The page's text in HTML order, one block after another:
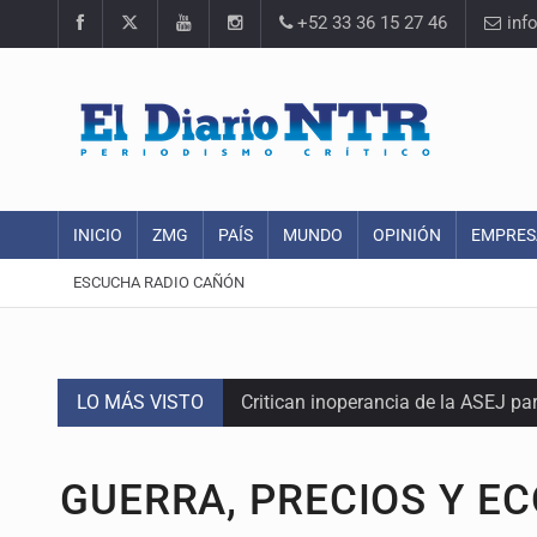
+52 33 36 15 27 46
INICIO ZMG PAÍS MUNDO OPINIÓN
ESCUCHA RADIO CAÑÓN
LO MÁS VISTO Critican inoperancia de la ASEJ
Ex policía es detenido por
GUERRA, PRECIOS Y